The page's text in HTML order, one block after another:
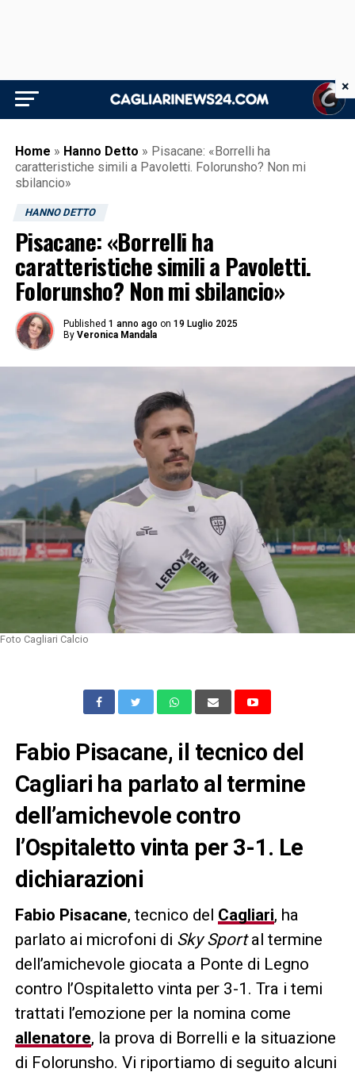
Home » Hanno Detto » Pisacane: «Borrelli ha
caratteristiche simili a Pavoletti. Folorunsho? Non mi
sbilancio»
HANNO DETTO
Pisacane: «Borrelli ha
caratteristiche simili a Pavoletti.
Folorunsho? Non mi sbilancio»
Published 1 anno ago on 19 Luglio 2025
By Veronica Mandala
Foto Cagliari Calcio
Fabio Pisacane, il tecnico del
Cagliari ha parlato al termine
dell’amichevole contro
l’Ospitaletto vinta per 3-1. Le
dichiarazioni
Fabio Pisacane, tecnico del Cagliari, ha
parlato ai microfoni di Sky Sportal termine
dell’amichevole giocata a Ponte di Legno
contro l’Ospitaletto vinta per 3-1. Tra i temi
trattati l’emozione per la nomina come
allenatore, la prova di Borrelli e la situazione
di Folorunsho. Vi riportiamo di seguito alcuni
×